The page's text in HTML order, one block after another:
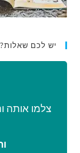
יש לכם שאלות?
צלמו אותה